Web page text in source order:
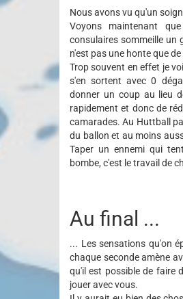
Nous avons vu qu'un
Voyons maintenant
consulaires sommeille un
n'est pas une honte que
Trop souvent en effet je
s'en sortent avec 0
donner un coup au lieu
rapidement et donc de
camarades. Au Huttball
du ballon et au moins
Taper un ennemi qui
bombe, c'est le travail de
Au final ...
... Les sensations qu'on
chaque seconde amène
qu'il est possible de faire
jouer avec vous.